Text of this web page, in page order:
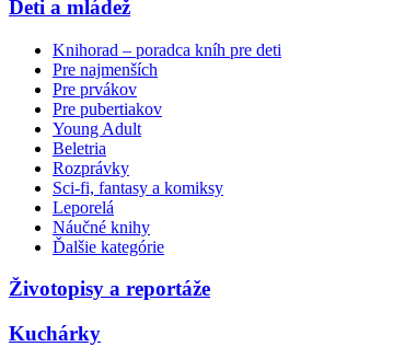
Deti a mládež
Knihorad – poradca kníh pre deti
Pre najmenších
Pre prvákov
Pre pubertiakov
Young Adult
Beletria
Rozprávky
Sci-fi, fantasy a komiksy
Leporelá
Náučné knihy
Ďalšie kategórie
Životopisy a reportáže
Kuchárky